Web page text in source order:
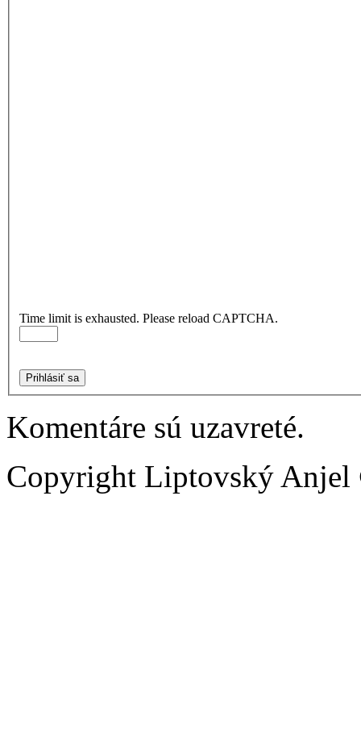
Time limit is exhausted. Please reload CAPTCHA.
Prihlásiť sa
Komentáre sú uzavreté.
Copyright Liptovský Anjel